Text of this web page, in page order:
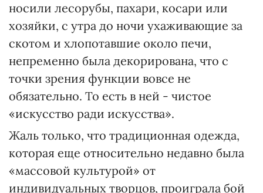
носили лесорубы, пахари, косари или
хозяйки, с утра до ночи ухаживающие за
скотом и хлопотавшие около печи,
непременно была декорирована, что с
точки зрения функции вовсе не
обязательно. То есть в ней - чистое
«искусство ради искусства».
Жаль только, что традиционная одежда,
которая еще относительно недавно была
«массовой культурой» от
индивидуальных творцов, проиграла бой